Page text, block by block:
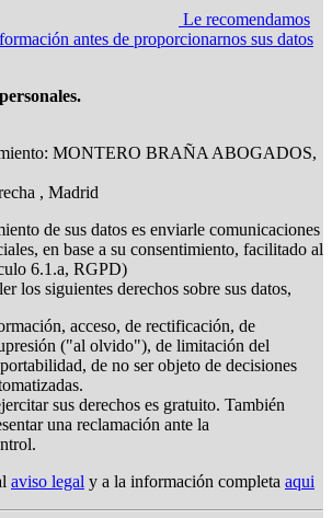
Le recomendamos
antes de proporcionarnos sus datos
MONTERO BRAÑA ABOGADOS,
, Madrid
de sus datos es enviarle comunicaciones
en base a su consentimiento, facilitado al
6.1.a, RGPD)
los siguientes derechos sobre sus datos,
acceso, de rectificación, de
("al olvido"), de limitación del
de no ser objeto de decisiones
sus derechos es gratuito. También
una reclamación ante la
aviso legal y a la información completa aqui